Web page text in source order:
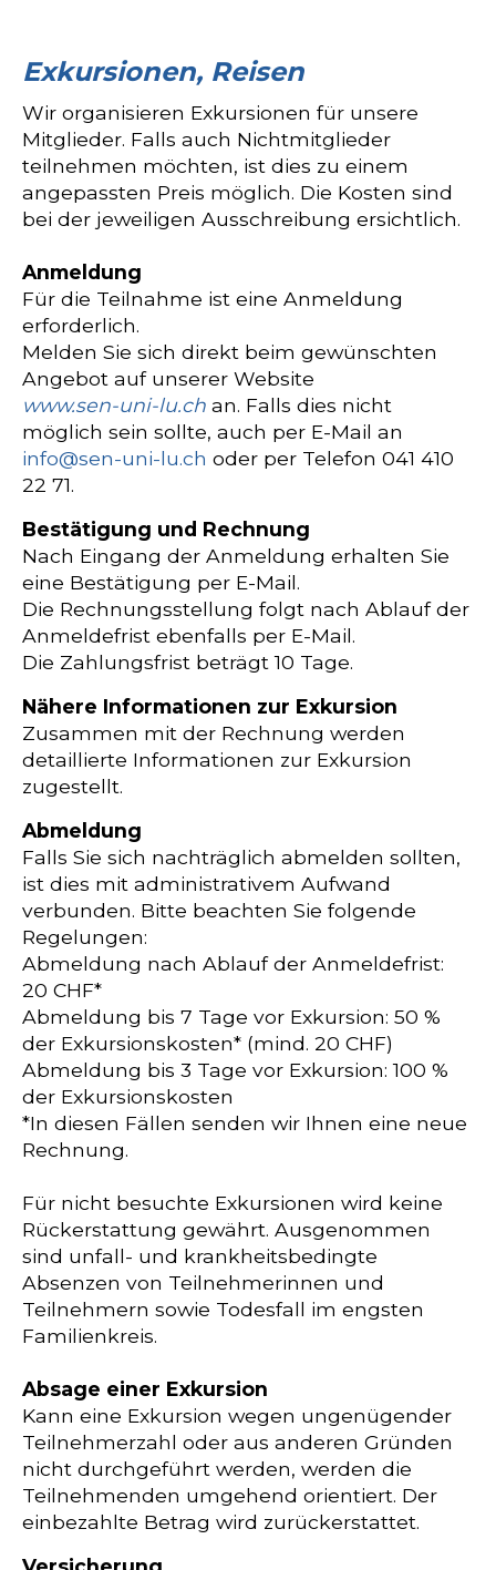
Exkursionen, Reisen
Wir organisieren Exkursionen für unsere
Mitglieder. Falls auch Nichtmitglieder
teilnehmen möchten, ist dies zu einem
angepassten Preis möglich. Die Kosten sind
bei der jeweiligen Ausschreibung ersichtlich.
Anmeldung
Für die Teilnahme ist eine Anmeldung
erforderlich.
Melden Sie sich direkt beim gewünschten
Angebot auf unserer Website
www.sen-uni-lu.ch an. Falls dies nicht
möglich sein sollte, auch per E-Mail an
info@sen-uni-lu.ch oder per Telefon 041 410
22 71.
Bestätigung und Rechnung
Nach Eingang der Anmeldung erhalten Sie
eine Bestätigung per E-Mail.
Die Rechnungsstellung folgt nach Ablauf der
Anmeldefrist ebenfalls per E-Mail.
Die Zahlungsfrist beträgt 10 Tage.
Nähere Informationen zur Exkursion
Zusammen mit der Rechnung werden
detaillierte Informationen zur Exkursion
zugestellt.
Abmeldung
Falls Sie sich nachträglich abmelden sollten,
ist dies mit administrativem Aufwand
verbunden. Bitte beachten Sie folgende
Regelungen:
Abmeldung nach Ablauf der Anmeldefrist:
20 CHF*
Abmeldung bis 7 Tage vor Exkursion: 50 %
der Exkursionskosten* (mind. 20 CHF)
Abmeldung bis 3 Tage vor Exkursion: 100 %
der Exkursionskosten
*In diesen Fällen senden wir Ihnen eine neue
Rechnung.
Für nicht besuchte Exkursionen wird keine
Rückerstattung gewährt. Ausgenommen
sind unfall- und krankheitsbedingte
Absenzen von Teilnehmerinnen und
Teilnehmern sowie Todesfall im engsten
Familienkreis.
Absage einer Exkursion
Kann eine Exkursion wegen ungenügender
Teilnehmerzahl oder aus anderen Gründen
nicht durchgeführt werden, werden die
Teilnehmenden umgehend orientiert. Der
einbezahlte Betrag wird zurückerstattet.